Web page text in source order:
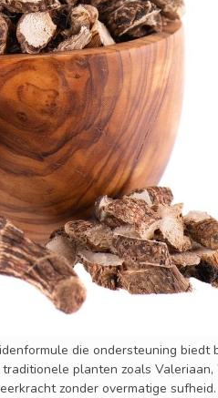
die ondersteuning biedt
planten zoals
zonder overmatige sufheid.